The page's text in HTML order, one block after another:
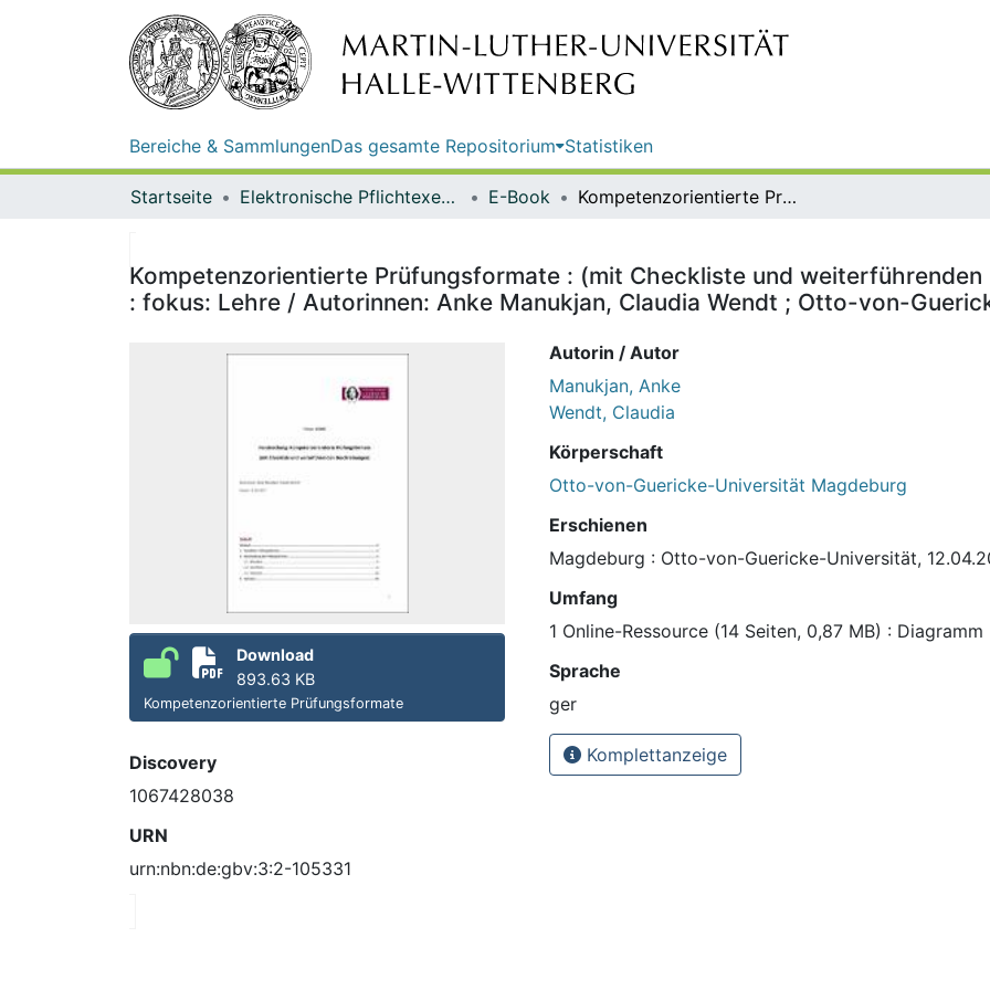
Bereiche & SammlungenDas gesamte Repositorium Statistiken
Startseite Elektronische Pflichtexemplare E-Book Kompetenzorientierte Prüfungsformate : (mit Checkliste und weiterführenden Beschreibungen) : Handreichung : fokus: Lehre / Autorinnen: Anke Manukjan, Claudia Wendt ; Otto-von-Guericke-Universität Magdeburg
Kompetenzorientierte Prüfungsformate : (mit Checkliste und
: fokus: Lehre / Autorinnen: Anke Manukjan, Claudia Wendt ; Otto-von-
Download
893.63 KB
Kompetenzorientierte Prüfungsformate
Discovery
1067428038
URN
urn:nbn:de:gbv:3:2-105331
Autorin / Autor
Manukjan, Anke
Wendt, Claudia
Körperschaft
Otto-von-Guericke-Universität Magdeburg
Erschienen
Magdeburg : Otto-von-Guericke-Universität,
Umfang
1 Online-Ressource (14 Seiten, 0,87 MB) : Diagramm
Sprache
ger
Komplettanzeige